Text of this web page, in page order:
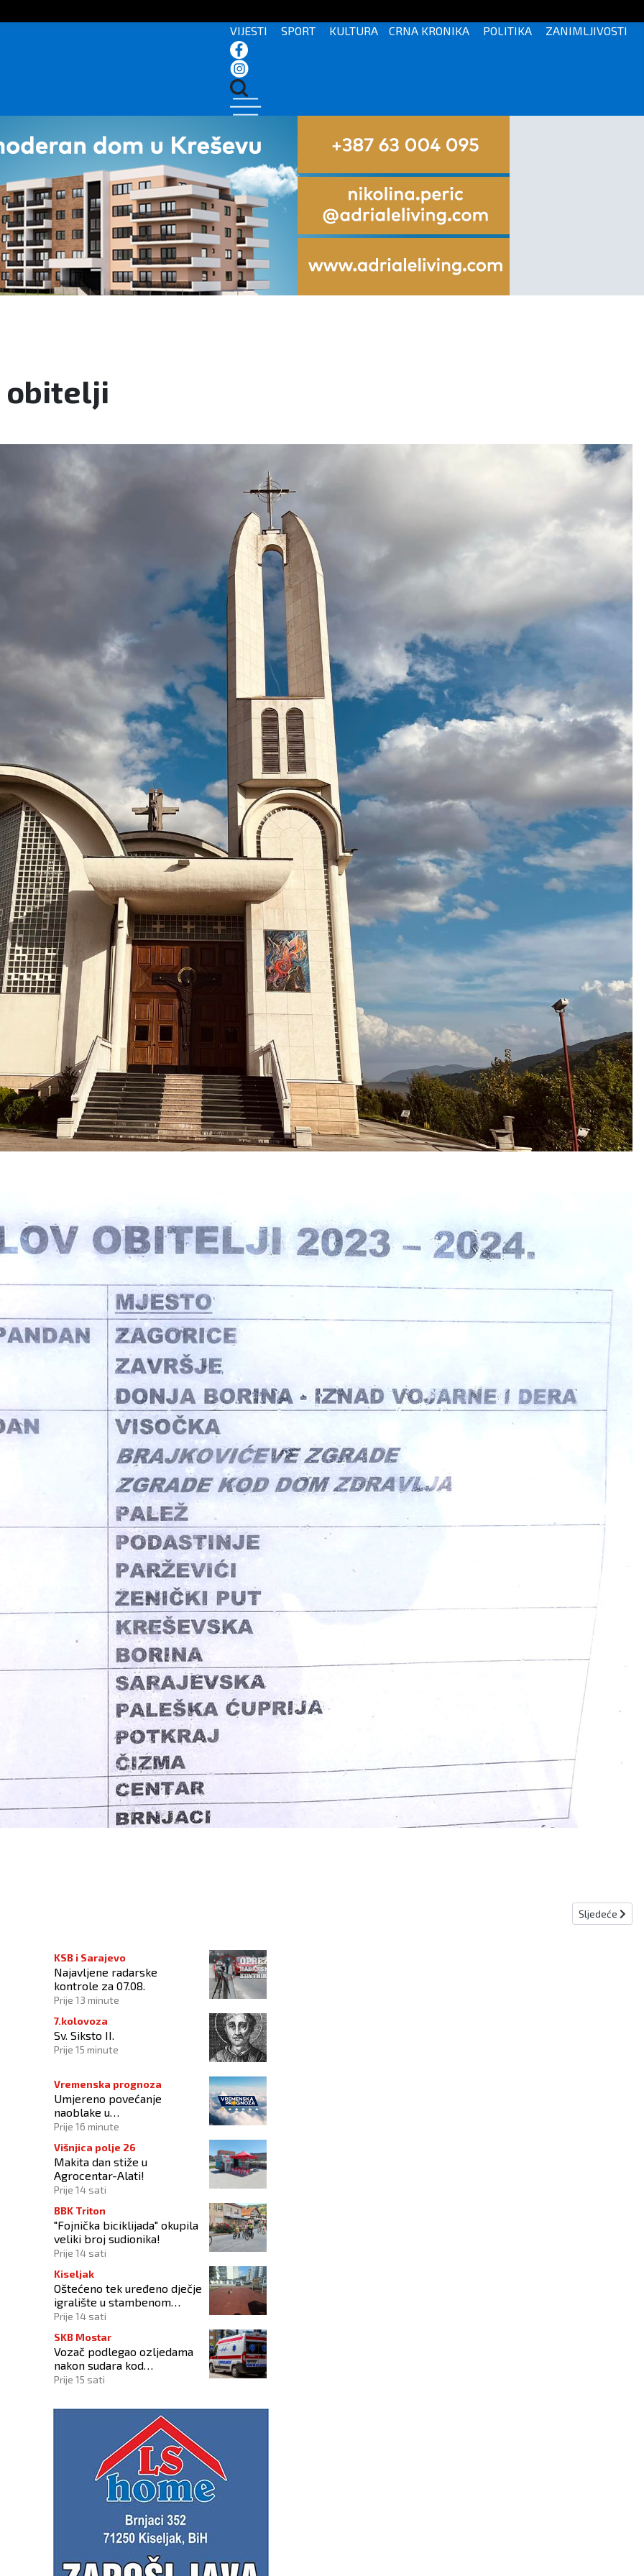
VIJESTI SPORT KULTURA CRNA KRONIKA POLITIKA ZANIMLJIVOSTI
obitelji
Sljedeći
Sljedeće
KSB i Sarajevo
Najavljene radarske
kontrole za 07.08.
Prije 13 minute
7.kolovoza
Sv. Siksto II.
Prije 15 minute
Vremenska prognoza
Umjereno povećanje
naoblake u
poslijepodnevnim satima
Prije 16 minute
Višnjica polje 26
Makita dan stiže u
Agrocentar-Alati!
Prije 14 sati
BBK Triton
"Fojnička biciklijada" okupila
veliki broj sudionika!
Prije 14 sati
Kiseljak
Oštećeno tek uređeno dječje
igralište u stambenom
naselju
Prije 14 sati
SKB Mostar
Vozač podlegao ozljedama
nakon sudara kod
Tomislavgrada
Prije 15 sati